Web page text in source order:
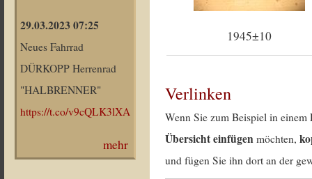
29.03.2023 07:25
Neues Fahrrad
DÜRKOPP Herrenrad
"HALBRENNER"
https://t.co/v9cQLK3lXA
mehr
1945±10
Verlinken
Wenn Sie zum Beispiel in
Übersicht einfügen möchten,
und fügen Sie ihn dort an der